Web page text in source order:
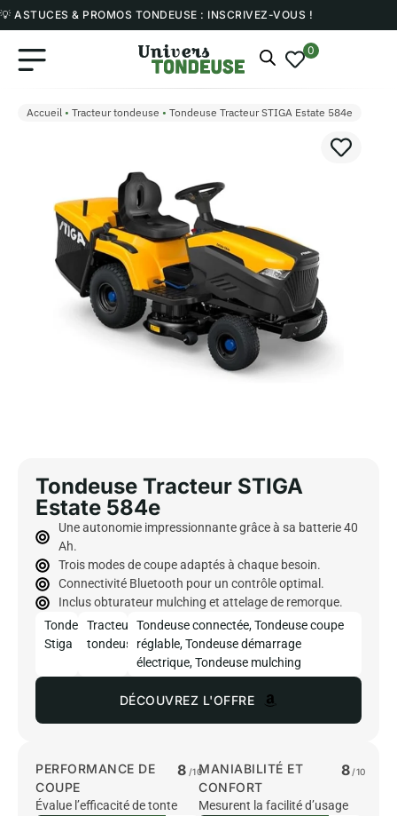
💡 ASTUCES & PROMOS TONDEUSE : INSCRIVEZ-VOUS !
0
Accueil • Tracteur tondeuse • Tondeuse Tracteur STIGA Estate 584e
Tondeuse Tracteur STIGA
Estate 584e
Une autonomie impressionnante grâce à sa batterie 40
Ah.
Trois modes de coupe adaptés à chaque besoin.
Connectivité Bluetooth pour un contrôle optimal.
Inclus obturateur mulching et attelage de remorque.
Tondeuse
Stiga
Tracteur
tondeuse
Tondeuse connectée,Tondeuse coupe
réglable,Tondeuse démarrage
électrique,Tondeuse mulching
DÉCOUVREZ L'OFFRE
PERFORMANCE DE
COUPE
8 /10
Évalue l’efficacité de tonte
MANIABILITÉ ET
CONFORT
8 /10
Mesurent la facilité d’usage